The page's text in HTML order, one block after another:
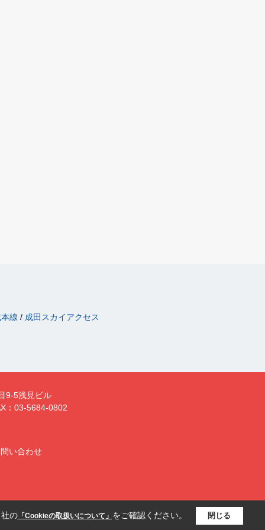
線 成田スカイアクセス
9-5浅見ビル
：03-5684-0802
い合わせ
の「Cookieの取扱いについて」 をご確認ください。 閉じる